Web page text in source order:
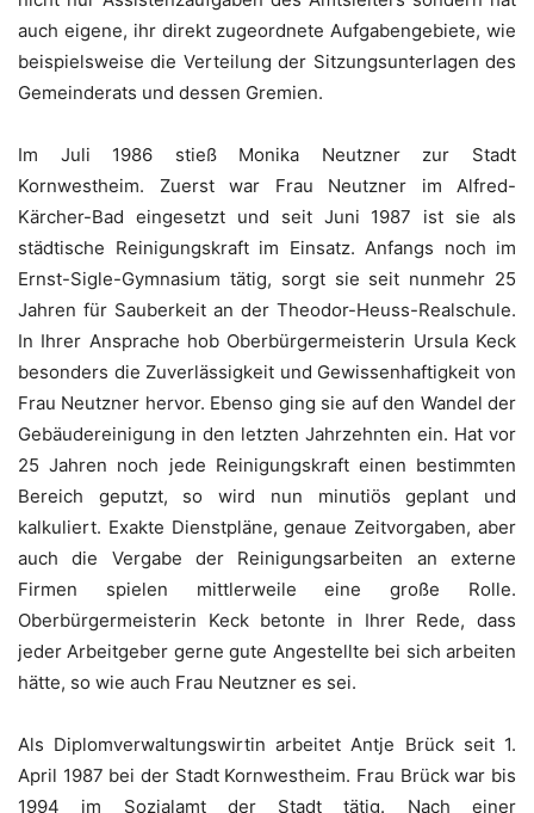
auch eigene, ihr direkt zugeordnete Aufgabengebiete, wie
beispielsweise die Verteilung der Sitzungsunterlagen des
Gemeinderats und dessen Gremien.
Im Juli 1986 stieß Monika Neutzner zur Stadt
Kornwestheim. Zuerst war Frau Neutzner im Alfred-
Kärcher-Bad eingesetzt und seit Juni 1987 ist sie als
städtische Reinigungskraft im Einsatz. Anfangs noch im
Ernst-Sigle-Gymnasium tätig, sorgt sie seit nunmehr 25
Jahren für Sauberkeit an der Theodor-Heuss-Realschule.
In Ihrer Ansprache hob Oberbürgermeisterin Ursula Keck
besonders die Zuverlässigkeit und Gewissenhaftigkeit von
Frau Neutzner hervor. Ebenso ging sie auf den Wandel der
Gebäudereinigung in den letzten Jahrzehnten ein. Hat vor
25 Jahren noch jede Reinigungskraft einen bestimmten
Bereich geputzt, so wird nun minutiös geplant und
kalkuliert. Exakte Dienstpläne, genaue Zeitvorgaben, aber
auch die Vergabe der Reinigungsarbeiten an externe
Firmen spielen mittlerweile eine große Rolle.
Oberbürgermeisterin Keck betonte in Ihrer Rede, dass
jeder Arbeitgeber gerne gute Angestellte bei sich arbeiten
hätte, so wie auch Frau Neutzner es sei.
Als Diplomverwaltungswirtin arbeitet Antje Brück seit 1.
April 1987 bei der Stadt Kornwestheim. Frau Brück war bis
1994 im Sozialamt der Stadt tätig. Nach einer